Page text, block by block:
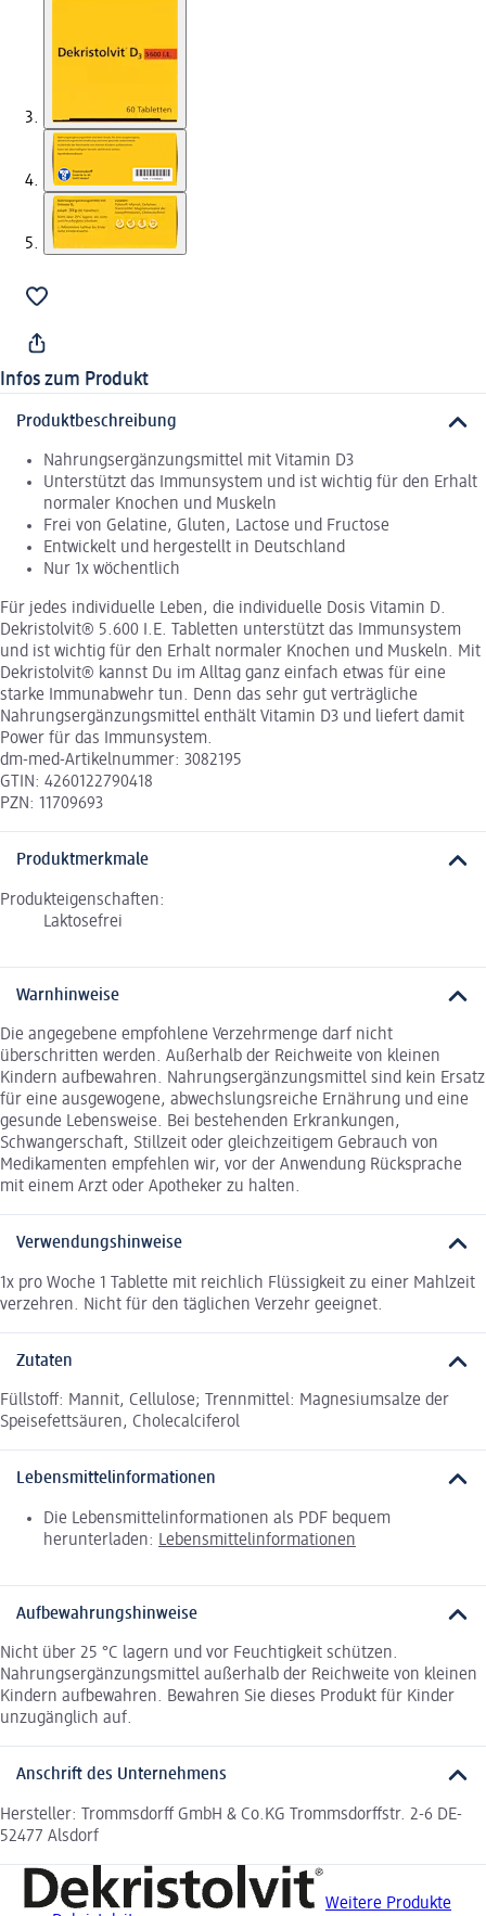
Infos zum Produkt
Produktbeschreibung
Nahrungsergänzungsmittel mit Vitamin D3
Unterstützt das Immunsystem und ist wichtig für den Erhalt
normaler Knochen und Muskeln
Frei von Gelatine, Gluten, Lactose und Fructose
Entwickelt und hergestellt in Deutschland
Nur 1x wöchentlich
Für jedes individuelle Leben, die individuelle Dosis Vitamin D.
Dekristolvit® 5.600 I.E. Tabletten unterstützt das Immunsystem
und ist wichtig für den Erhalt normaler Knochen und Muskeln. Mit
Dekristolvit® kannst Du im Alltag ganz einfach etwas für eine
starke Immunabwehr tun. Denn das sehr gut verträgliche
Nahrungsergänzungsmittel enthält Vitamin D3 und liefert damit
Power für das Immunsystem.
dm-med-Artikelnummer: 3082195
GTIN: 4260122790418
PZN: 11709693
Produktmerkmale
Produkteigenschaften:
Laktosefrei
Warnhinweise
Die angegebene empfohlene Verzehrmenge darf nicht
überschritten werden. Außerhalb der Reichweite von kleinen
Kindern aufbewahren. Nahrungsergänzungsmittel sind kein Ersatz
für eine ausgewogene, abwechslungsreiche Ernährung und eine
gesunde Lebensweise. Bei bestehenden Erkrankungen,
Schwangerschaft, Stillzeit oder gleichzeitigem Gebrauch von
Medikamenten empfehlen wir, vor der Anwendung Rücksprache
mit einem Arzt oder Apotheker zu halten.
Verwendungshinweise
1x pro Woche 1 Tablette mit reichlich Flüssigkeit zu einer Mahlzeit
verzehren. Nicht für den täglichen Verzehr geeignet.
Zutaten
Füllstoff: Mannit, Cellulose; Trennmittel: Magnesiumsalze der
Speisefettsäuren, Cholecalciferol
Lebensmittelinformationen
Die Lebensmittelinformationen als PDF bequem
herunterladen: Lebensmittelinformationen
Aufbewahrungshinweise
Nicht über 25 °C lagern und vor Feuchtigkeit schützen.
Nahrungsergänzungsmittel außerhalb der Reichweite von kleinen
Kindern aufbewahren. Bewahren Sie dieses Produkt für Kinder
unzugänglich auf.
Anschrift des Unternehmens
Hersteller: Trommsdorff GmbH & Co.KG Trommsdorffstr. 2-6 DE-
52477 Alsdorf
Weitere Produkte